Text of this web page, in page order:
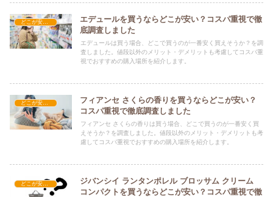
どこが安い？-コスメ・美容品
エデュールを買うならどこが安い？コスパ重視で徹
底調査しました
エデュールは買う場合、どこで買うのが一番安く買えそうか？を調
査しました。値段以外のメリット・デメリットも考慮してコスパ重
視でおすすめの購入場所を紹介します。
どこが安い？-コスメ・美容品
フィアンセ さくらの香りを買うならどこが安い？
コスパ重視で徹底調査しました
フィアンセ さくらの香りは買う場合、どこで買うのが一番安く買
えそうか？を調査しました。値段以外のメリット・デメリットも考
慮してコスパ重視でおすすめの購入場所を紹介します。
どこが安い？-コスメ・美容品
ジバンシイ ランタンポレル ブロッサム クリーム
コンパクトを買うならどこが安い？コスパ重視で徹